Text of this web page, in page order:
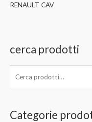
RENAULT CAV
cerca prodotti
c
Categorie